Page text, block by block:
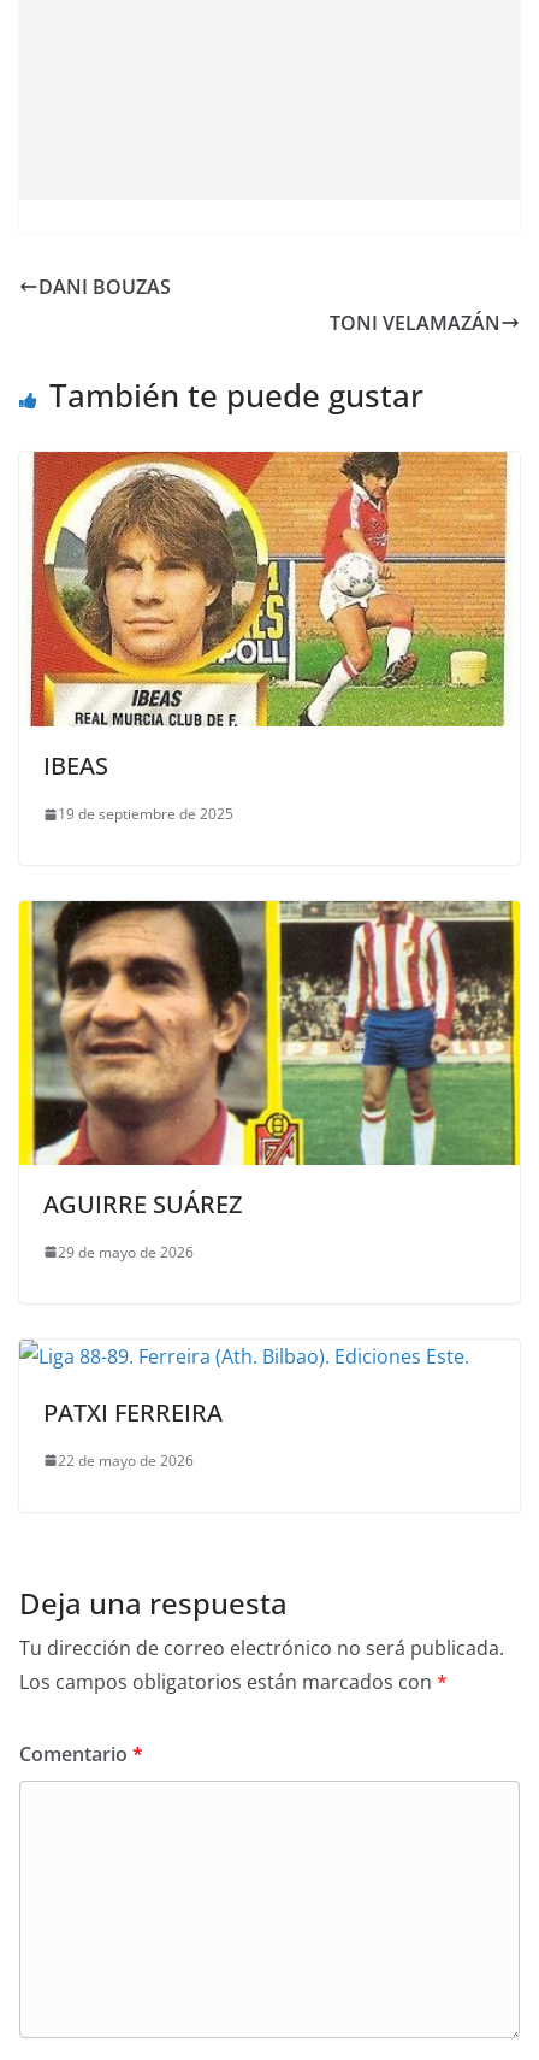
DANI BOUZAS
TONI VELAMAZÁN
También te puede gustar
IBEAS
19 de septiembre de 2025
AGUIRRE SUÁREZ
29 de mayo de 2026
PATXI FERREIRA
22 de mayo de 2026
Deja una respuesta
Tu dirección de correo electrónico no será publicada.
Los campos obligatorios están marcados con *
Comentario *